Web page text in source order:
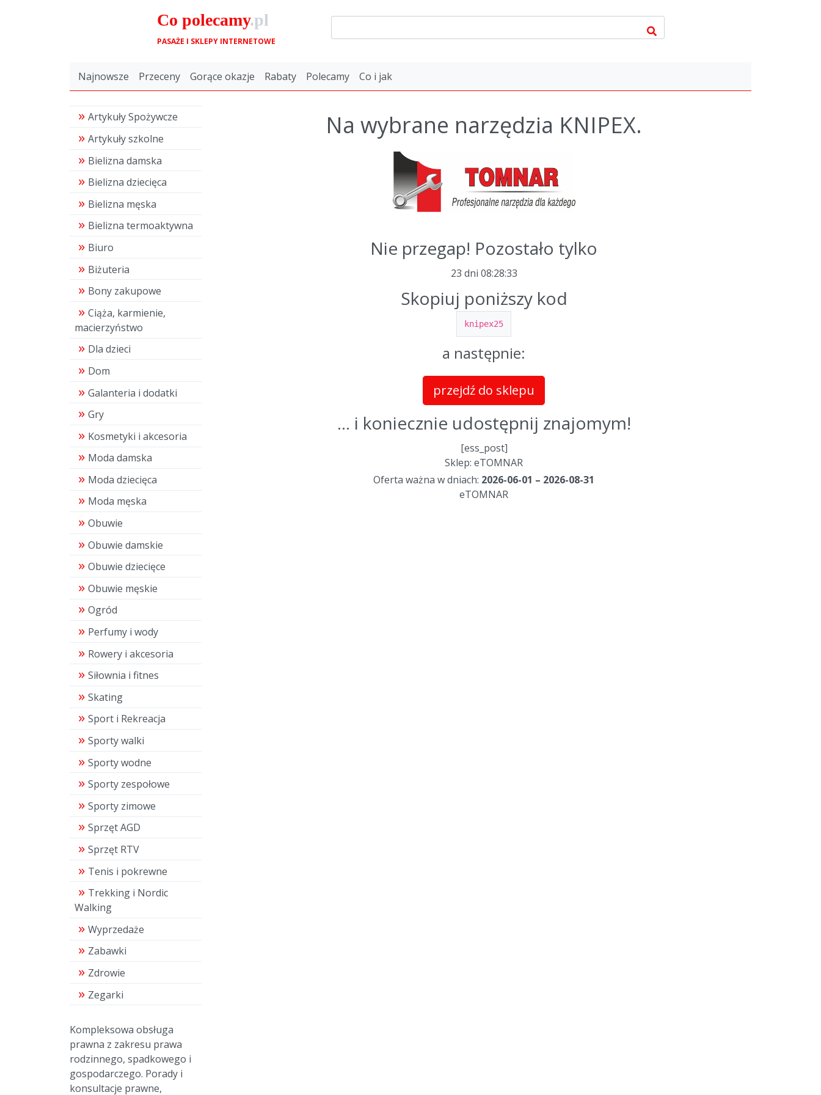
Co polecamy.pl
PASAŻE I SKLEPY INTERNETOWE
Najnowsze Przeceny Gorące okazje Rabaty Polecamy Co i jak
Artykuły Spożywcze
Artykuły szkolne
Bielizna damska
Bielizna dziecięca
Bielizna męska
Bielizna termoaktywna
Biuro
Biżuteria
Bony zakupowe
Ciąża, karmienie,
macierzyństwo
Dla dzieci
Dom
Galanteria i dodatki
Gry
Kosmetyki i akcesoria
Moda damska
Moda dziecięca
Moda męska
Obuwie
Obuwie damskie
Obuwie dziecięce
Obuwie męskie
Ogród
Perfumy i wody
Rowery i akcesoria
Siłownia i fitnes
Skating
Sport i Rekreacja
Sporty walki
Sporty wodne
Sporty zespołowe
Sporty zimowe
Sprzęt AGD
Sprzęt RTV
Tenis i pokrewne
Trekking i Nordic
Walking
Wyprzedaże
Zabawki
Zdrowie
Zegarki
Kompleksowa obsługa
prawna z zakresu prawa
rodzinnego, spadkowego i
gospodarczego. Porady i
konsultacje prawne,
Na wybrane narzędzia KNIPEX.
Nie przegap! Pozostało tylko
23 dni 08:28:33
Skopiuj poniższy kod
knipex25
a następnie:
przejdź do sklepu
... i koniecznie udostępnij znajomym!
[ess_post]
Sklep: eTOMNAR
Oferta ważna w dniach: 2026-06-01 – 2026-08-31
eTOMNAR